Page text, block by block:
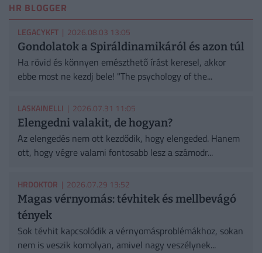
HR BLOGGER
LEGACYKFT | 2026.08.03 13:05
Gondolatok a Spiráldinamikáról és azon túl
Ha rövid és könnyen emészthető írást keresel, akkor
ebbe most ne kezdj bele! "The psychology of the...
LASKAINELLI | 2026.07.31 11:05
Elengedni valakit, de hogyan?
Az elengedés nem ott kezdődik, hogy elengeded. Hanem
ott, hogy végre valami fontosabb lesz a számodr...
HRDOKTOR | 2026.07.29 13:52
Magas vérnyomás: tévhitek és mellbevágó
tények
Sok tévhit kapcsolódik a vérnyomásproblémákhoz, sokan
nem is veszik komolyan, amivel nagy veszélynek...